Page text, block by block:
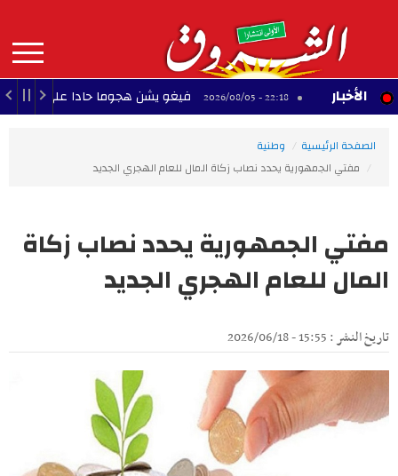
contenu
principal
MAIN
NAVIGATION الأخبار22:18 - 2026/08/05 فيغو يشن هجوما حادا على إنفانتينو ويطالب
الصفحة الرئيسية
وطنية
مفتي الجمهورية يحدد نصاب زكاة المال للعام الهجري الجديد
مفتي الجمهورية يحدد نصاب زكاة
المال للعام الهجري الجديد
تاريخ النشر : 15:55 - 2026/06/18